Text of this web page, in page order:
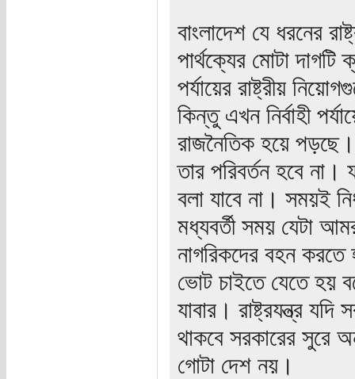
বাংলাদেশ যে ধরনের
পার্থক্যের মোটা
পর্যায়ের রাষ্ট্রীয়
কিন্তু এখন নির্বাহী
রাজনৈতিক হয়ে পড়ছে।
তার পরিবর্তন হবে
বলা যাবে না। সময়ই
মধ্যবর্তী সময় যেটা
নাগরিকদের বহন
ভোট চাইতে যেতে হয়
যাবার। রাষ্ট্রযন্ত্র
থাকবে সরকারের সুরে
গোটা দেশ নয়।